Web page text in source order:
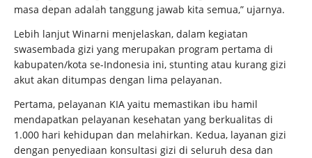
masa depan adalah tanggung jawab kita semua,” ujarnya.
Lebih lanjut Winarni menjelaskan, dalam kegiatan
swasembada gizi yang merupakan program pertama di
kabupaten/kota se-Indonesia ini, stunting atau kurang gizi
akut akan ditumpas dengan lima pelayanan.
Pertama, pelayanan KIA yaitu memastikan ibu hamil
mendapatkan pelayanan kesehatan yang berkualitas di
1.000 hari kehidupan dan melahirkan. Kedua, layanan gizi
dengan penyediaan konsultasi gizi di seluruh desa dan